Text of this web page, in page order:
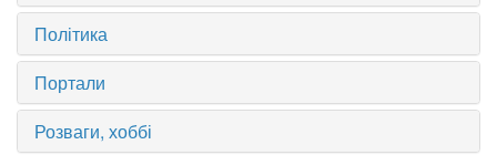
Політика
Портали
Розваги, хоббі